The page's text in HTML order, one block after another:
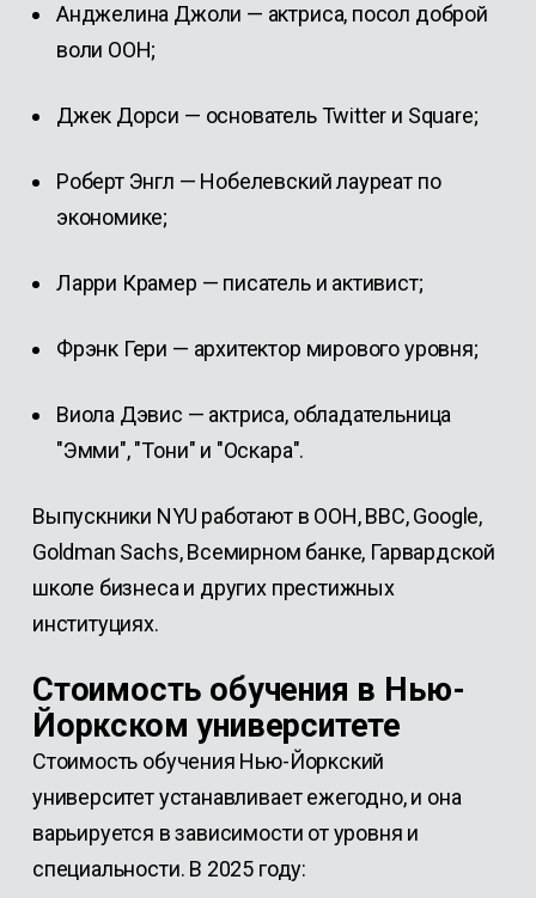
Анджелина Джоли — актриса, посол доброй
воли ООН;
Джек Дорси — основатель Twitter и Square;
Роберт Энгл — Нобелевский лауреат по
экономике;
Ларри Крамер — писатель и активист;
Фрэнк Гери — архитектор мирового уровня;
Виола Дэвис — актриса, обладательница
"Эмми", "Тони" и "Оскара".
Выпускники NYU работают в ООН, BBC, Google,
Goldman Sachs, Всемирном банке, Гарвардской
школе бизнеса и других престижных
институциях.
Стоимость обучения в Нью-
Йоркском университете
Стоимость обучения Нью-Йоркский
университет устанавливает ежегодно, и она
варьируется в зависимости от уровня и
специальности. В 2025 году: